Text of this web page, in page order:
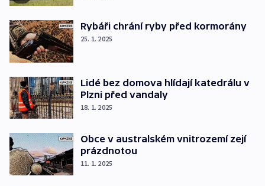
Rybáři chrání ryby před kormorány
25. 1. 2025
Lidé bez domova hlídají katedrálu v
Plzni před vandaly
18. 1. 2025
Obce v australském vnitrozemí zejí
prázdnotou
11. 1. 2025